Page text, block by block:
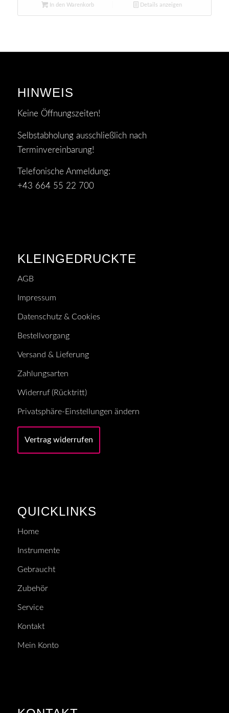
In den Warenkorb Details anzeigen
HINWEIS
Keine Öffnungszeiten!
Selbstabholung ausschließlich nach
Terminvereinbarung!
Telefonische Anmeldung:
+43 664 55 22 700
KLEINGEDRUCKTE
AGB
Impressum
Datenschutz & Cookies
Bestellvorgang
Versand & Lieferung
Zahlungsarten
Widerruf (Rücktritt)
Privatsphäre-Einstellungen ändern
Vertrag widerrufen
QUICKLINKS
Home
Instrumente
Gebraucht
Zubehör
Service
Kontakt
Mein Konto